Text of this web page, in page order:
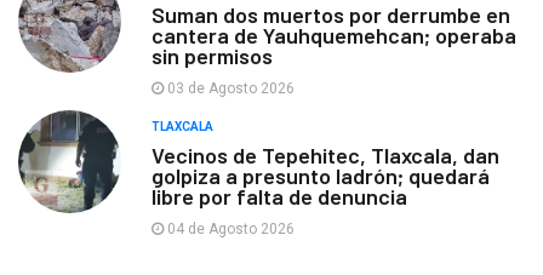
Suman dos muertos por derrumbe en
cantera de Yauhquemehcan; operaba
sin permisos
03 de Agosto 2026
TLAXCALA
Vecinos de Tepehitec, Tlaxcala, dan
golpiza a presunto ladrón; quedará
libre por falta de denuncia
04 de Agosto 2026